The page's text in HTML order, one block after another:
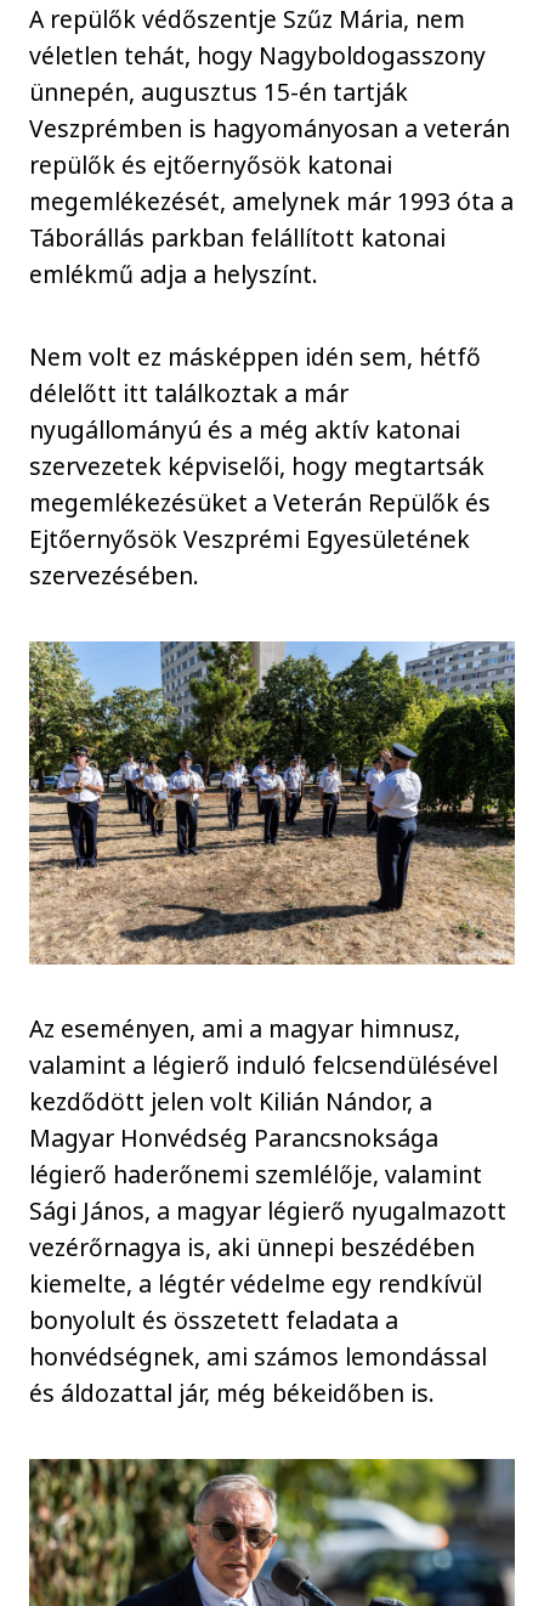
A repülők védőszentje Szűz Mária, nem
véletlen tehát, hogy Nagyboldogasszony
ünnepén, augusztus 15-én tartják
Veszprémben is hagyományosan a veterán
repülők és ejtőernyősök katonai
megemlékezését, amelynek már 1993 óta a
Táborállás parkban felállított katonai
emlékmű adja a helyszínt.
Nem volt ez másképpen idén sem, hétfő
délelőtt itt találkoztak a már
nyugállományú és a még aktív katonai
szervezetek képviselői, hogy megtartsák
megemlékezésüket a Veterán Repülők és
Ejtőernyősök Veszprémi Egyesületének
szervezésében.
Az eseményen, ami a magyar himnusz,
valamint a légierő induló felcsendülésével
kezdődött jelen volt Kilián Nándor, a
Magyar Honvédség Parancsnoksága
légierő haderőnemi szemlélője, valamint
Sági János, a magyar légierő nyugalmazott
vezérőrnagya is, aki ünnepi beszédében
kiemelte, a légtér védelme egy rendkívül
bonyolult és összetett feladata a
honvédségnek, ami számos lemondással
és áldozattal jár, még békeidőben is.